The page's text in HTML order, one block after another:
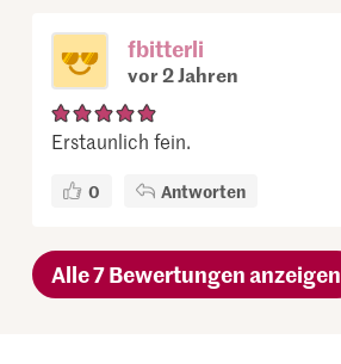
fbitterli
vor 2 Jahren
Erstaunlich fein.
0 Antworten
Alle 7 Bewertungen anzeigen